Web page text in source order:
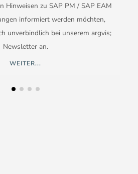
Hinweisen zu SAP PM / SAP EAM
informiert werden möchten,
unverbindlich bei unserem argvis;
Newsletter an.
WEITER...